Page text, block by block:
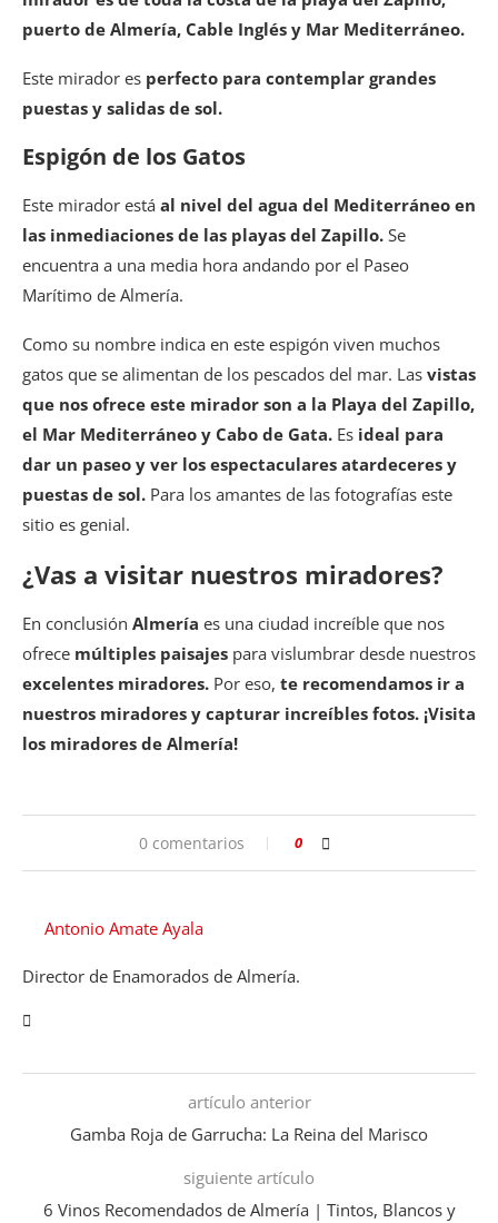
puerto de Almería, Cable Inglés y Mar Mediterráneo.
Este mirador es perfecto para contemplar grandes
puestas y salidas de sol.
Espigón de los Gatos
Este mirador está al nivel del agua del Mediterráneo en
las inmediaciones de las playas del Zapillo. Se
encuentra a una media hora andando por el Paseo
Marítimo de Almería.
Como su nombre indica en este espigón viven muchos
gatos que se alimentan de los pescados del mar. Las vistas
que nos ofrece este mirador son a la Playa del Zapillo,
el Mar Mediterráneo y Cabo de Gata. Es ideal para
dar un paseo y ver los espectaculares atardeceres y
puestas de sol. Para los amantes de las fotografías este
sitio es genial.
¿Vas a visitar nuestros miradores?
En conclusión Almería es una ciudad increíble que nos
ofrece múltiples paisajes para vislumbrar desde nuestros
excelentes miradores. Por eso, te recomendamos ir a
nuestros miradores y capturar increíbles fotos. ¡Visita
los miradores de Almería!
0 comentarios 0
Antonio Amate Ayala
Director de Enamorados de Almería.
artículo anterior
Gamba Roja de Garrucha: La Reina del Marisco
siguiente artículo
6 Vinos Recomendados de Almería | Tintos, Blancos y